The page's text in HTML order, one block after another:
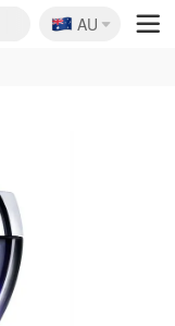
🇦🇺
AU